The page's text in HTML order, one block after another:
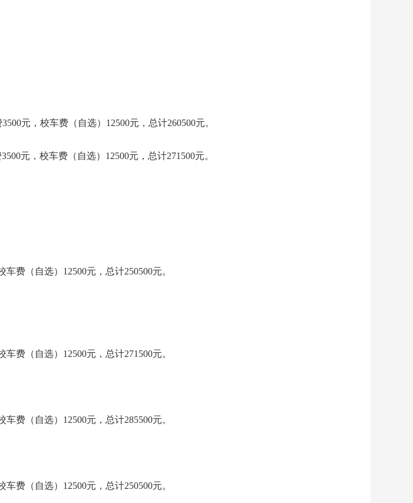
元，校车费（自选）12500元，总计260500元。
元，校车费（自选）12500元，总计271500元。
费（自选）12500元，总计250500元。
费（自选）12500元，总计271500元。
费（自选）12500元，总计285500元。
费（自选）12500元，总计250500元。